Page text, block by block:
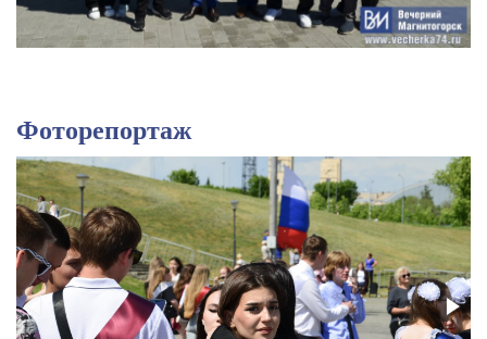
Фоторепортаж